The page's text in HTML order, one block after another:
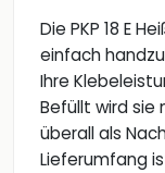
Die PKP 18 E
einfach
Ihre
Befüllt wird sie
überall als
Lieferumfang